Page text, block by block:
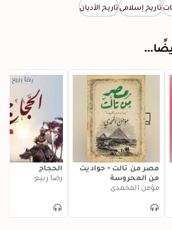
تاريخ إسلاميتاريخ الأديان
مصر من تالت - حواديت
من المحروسة
مؤمن المحمدي
الحجاج
رضا ربيع